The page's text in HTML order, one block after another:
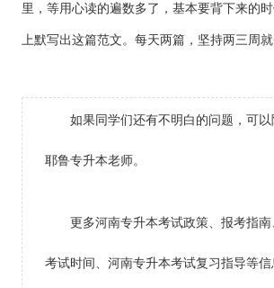
里，等用心读的遍数多了，基本要背下来的
上默写出这篇范文。每天两篇，坚持两三周就
如果同学们还有不明白的问题，可
耶鲁专升本老师。
更多河南专升本考试政策、报考指
考试时间、河南专升本考试复习指导等